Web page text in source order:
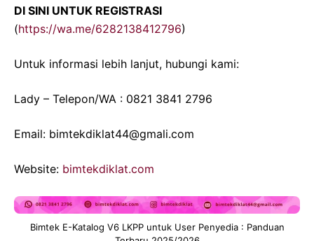
DI SINI UNTUK REGISTRASI
(https://wa.me/6282138412796)
Untuk informasi lebih lanjut, hubungi kami:
Lady – Telepon/WA : 0821 3841 2796
Email: bimtekdiklat44@gmali.com
Website: bimtekdiklat.com
Bimtek E-Katalog V6 LKPP untuk User Penyedia : Panduan